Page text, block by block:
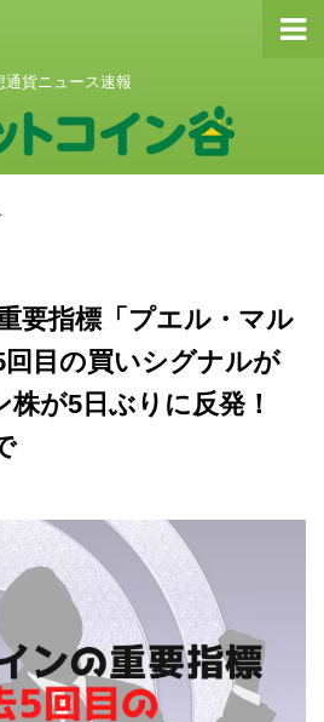
通貨ニュース速報
要指標「プエル・マル
目の買いシグナルが
が5日ぶりに反発！